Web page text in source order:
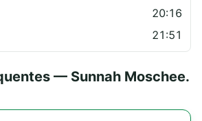
20:16
21:51
— Sunnah Moschee.